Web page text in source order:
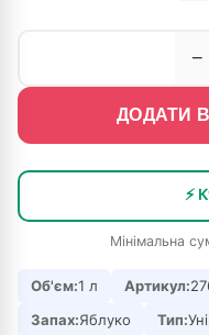
−
ДОДАТИ
⚡
Мінімальна
Об'єм:1 л Артикул:
Запах:Яблуко Тип: